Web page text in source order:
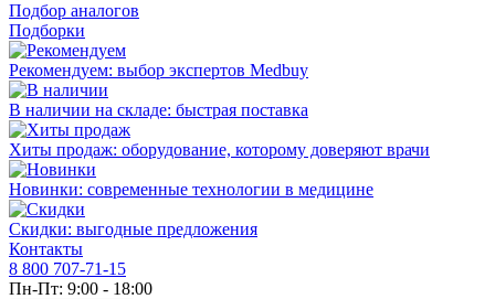
Подбор аналогов
Подборки
Рекомендуем: выбор экспертов Medbuy
В наличии на складе: быстрая поставка
Хиты продаж: оборудование, которому доверяют врачи
Новинки: современные технологии в медицине
Скидки: выгодные предложения
Контакты
8 800 707-71-15
Пн-Пт: 9:00 - 18:00